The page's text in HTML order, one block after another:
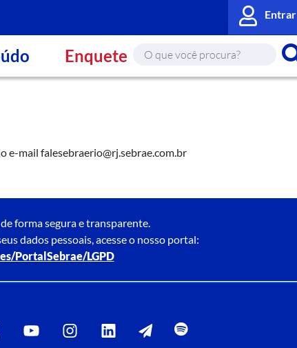
Entrar
Enquete
e-mail falesebraerio@rj.sebrae.com.br
forma segura e transparente.
dados pessoais, acesse o nosso portal:
PortalSebrae/LGPD